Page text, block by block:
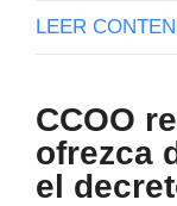
LEER
CCOO
ofrezca
el